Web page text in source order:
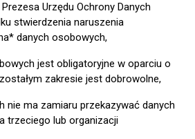
Urzędu Ochrony Danych
stwierdzenia naruszenia
danych osobowych,
jest obligatoryjne w oparciu o
zakresie jest dobrowolne,
nie ma zamiaru przekazywać danych
trzeciego lub organizacji